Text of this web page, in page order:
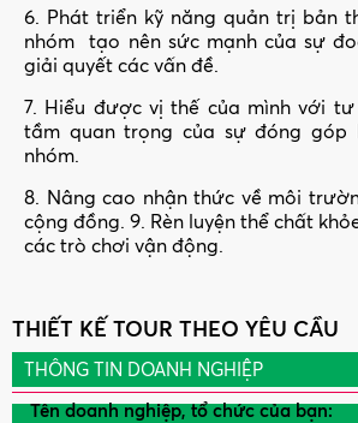
6. Phát triển kỹ năng quản trị bản
nhóm tạo nên sức mạnh của sự
giải quyết các vấn đề.
7. Hiểu được vị thế của mình với
tầm quan trọng của sự đóng góp
nhóm.
8. Nâng cao nhận thức về môi
cộng đồng. 9. Rèn luyện thể chất
các trò chơi vận động.
THIẾT KẾ TOUR THEO YÊU CẦU
THÔNG TIN DOANH NGHIỆP
Tên doanh nghiệp, tổ chức của bạn: